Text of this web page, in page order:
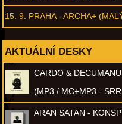
15. 9. PRAHA - ARCHA+
AKTUÁLNÍ DESKY
CARDO &
(MP3 / MC+MP3 -
ARAN SATAN -